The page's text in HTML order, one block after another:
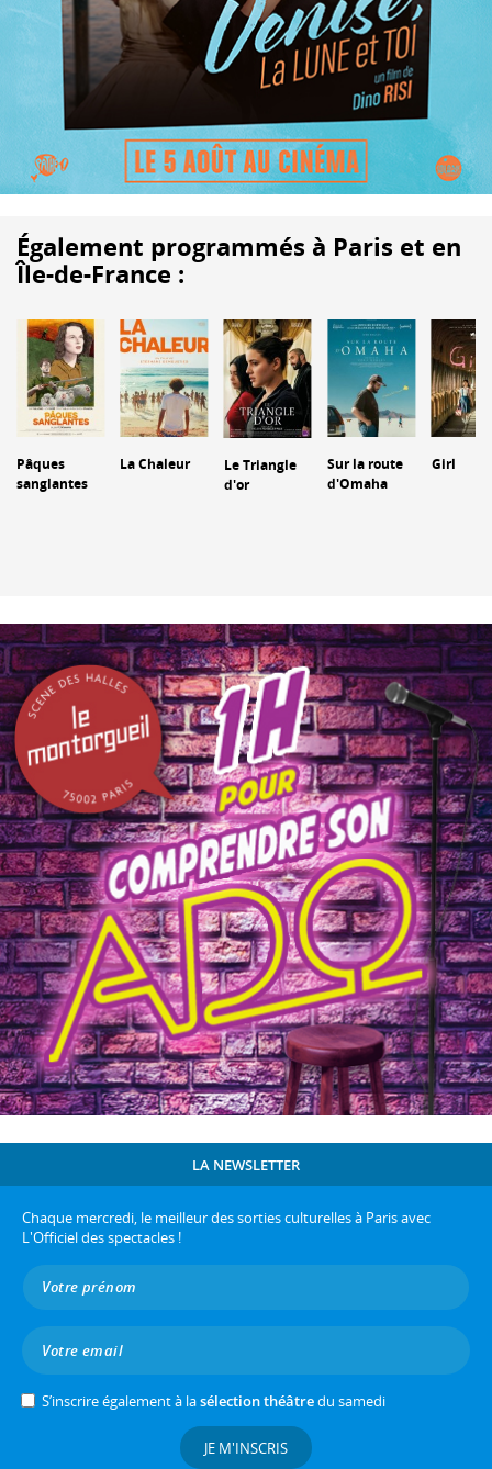
Également programmés à Paris et en
Île-de-France :
Pâques
sanglantes
La Chaleur
Le Triangle
d'or
Sur la route
d'Omaha
Girl
LA NEWSLETTER
Chaque mercredi, le meilleur des sorties culturelles à Paris avec
L'Officiel des spectacles !
S’inscrire également à lasélection théâtredu samedi
JE M'INSCRIS